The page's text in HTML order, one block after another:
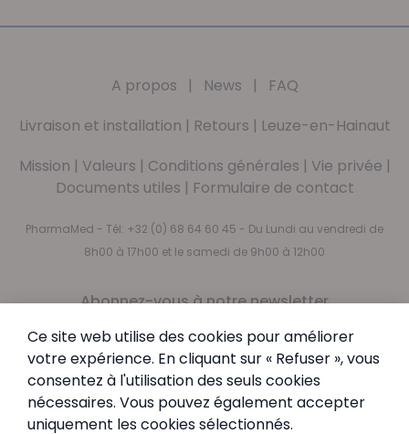
A propos | News |
FAQ
Livraison et installation | Retours | Leuze-en-Hainaut
Mission | Valeurs | Conditions générales | Vie privée |
Documents utiles | Formulaire de contact
PharmaMed - Tél: +32 (0) 68 64 60 45 - Du Lundi au vendredi de
8h00 à 17h00 et le samedi de 9h00 à 12h00
Abonnez-vous à notre newsletter
Newsletter
Inscription à notre newsletter :
Inscription
En vous abonnant, vous acceptez notre Politique de
confidentialité
Ce site web utilise des cookies pour améliorer
votre expérience. En cliquant sur « Refuser », vous
consentez à l'utilisation des seuls cookies
nécessaires. Vous pouvez également accepter
uniquement les cookies sélectionnés.